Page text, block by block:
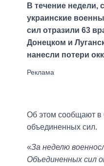
В течение недели,
украинские
сил отразили 63
Донецком и
нанесли потери
Об этом сообщают в
объединенных сил.
«За неделю
Объединенных сил